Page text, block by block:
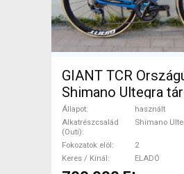
GIANT TCR
Shimano Ultegra
használt ELADÓ
Állapot
használt
Alkatrészcsalád
(Outi)
Shimano
Fokozatok elöl
2
Keres / Kínál
ELADÓ